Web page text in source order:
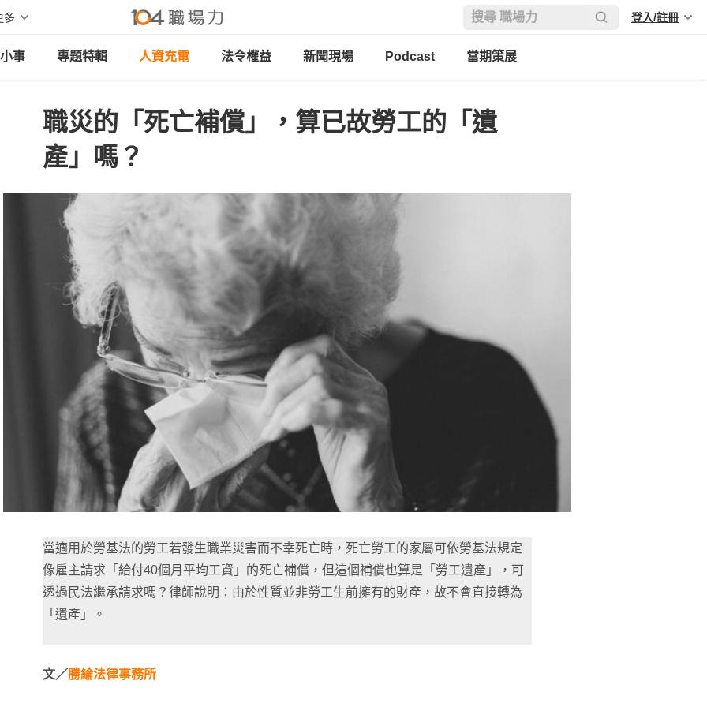
多 登入/註冊
事 專題特輯 人資充電 法令權益 新聞現場 Podcast 當期策展
職災的「死亡補償」，算已故勞工的「遺
產」嗎？
當適用於勞基法的勞工若發生職業災害而不幸死亡時，死亡勞工的家屬可依勞基法規定
像雇主請求「給付40個月平均工資」的死亡補償，但這個補償也算是「勞工遺產」，可
透過民法繼承請求嗎？律師說明：由於性質並非勞工生前擁有的財產，故不會直接轉為
「遺產」。
文／勝綸法律事務所